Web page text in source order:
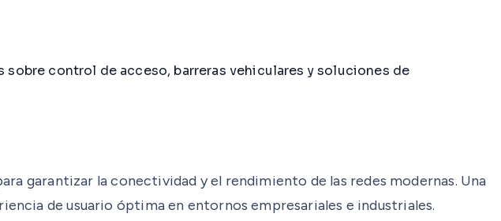
control de acceso, barreras vehiculares y soluciones de
garantizar la conectividad y el rendimiento de las redes modernas. Una
de usuario óptima en entornos empresariales e industriales.